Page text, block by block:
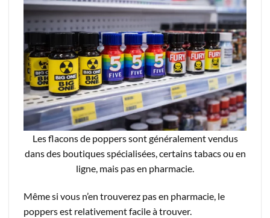
Les flacons de poppers sont généralement vendus
dans des boutiques spécialisées, certains tabacs ou en
ligne, mais pas en pharmacie.
Même si vous n’en trouverez pas en pharmacie, le
poppers est relativement facile à trouver.